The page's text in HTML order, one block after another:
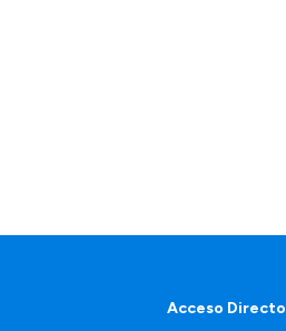
Acceso